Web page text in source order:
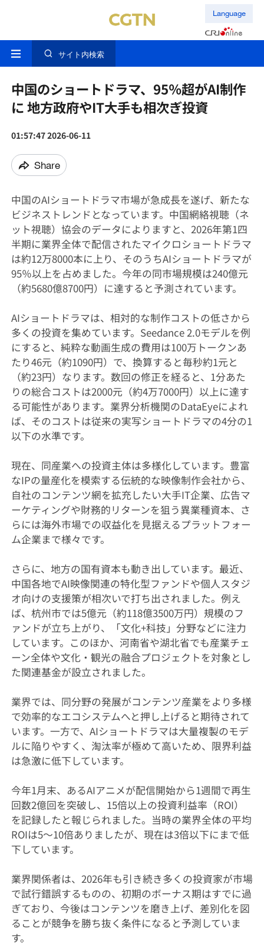
Language
サイト内検索
中国のショートドラマ、95％超がAI制作
に 地方政府やIT大手も相次ぎ投資
01:57:47 2026-06-11
Share
中国のAIショートドラマ市場が急成長を遂げ、新たな
ビジネストレンドとなっています。中国網絡視聴（ネ
ット視聴）協会のデータによりますと、2026年第1四
半期に業界全体で配信されたマイクロショートドラマ
は約12万8000本に上り、そのうちAIショートドラマが
95％以上を占めました。今年の同市場規模は240億元
（約5680億8700円）に達すると予測されています。
AIショートドラマは、相対的な制作コストの低さから
多くの投資を集めています。Seedance 2.0モデルを例
にすると、純粋な動画生成の費用は100万トークンあ
たり46元（約1090円）で、換算すると毎秒約1元と
（約23円）なります。数回の修正を経ると、1分あた
りの総合コストは2000元（約4万7000円）以上に達す
る可能性があります。業界分析機関のDataEyeによれ
ば、そのコストは従来の実写ショートドラマの4分の1
以下の水準です。
現在、同産業への投資主体は多様化しています。豊富
なIPの量産化を模索する伝統的な映像制作会社から、
自社のコンテンツ網を拡充したい大手IT企業、広告マ
ーケティングや財務的リターンを狙う異業種資本、さ
らには海外市場での収益化を見据えるプラットフォー
ム企業まで様々です。
さらに、地方の国有資本も動き出しています。最近、
中国各地でAI映像関連の特化型ファンドや個人スタジ
オ向けの支援策が相次いで打ち出されました。例え
ば、杭州市では5億元（約118億3500万円）規模のフ
ァンドが立ち上がり、「文化+科技」分野などに注力
しています。このほか、河南省や湖北省でも産業チェ
ーン全体や文化・観光の融合プロジェクトを対象とし
た関連基金が設立されました。
業界では、同分野の発展がコンテンツ産業をより多様
で効率的なエコシステムへと押し上げると期待されて
います。一方で、AIショートドラマは大量複製のモデ
ルに陥りやすく、淘汰率が極めて高いため、限界利益
は急激に低下しています。
今年1月末、あるAIアニメが配信開始から1週間で再生
回数2億回を突破し、15倍以上の投資利益率（ROI）
を記録したと報じられました。当時の業界全体の平均
ROIは5〜10倍ありましたが、現在は3倍以下にまで低
下しています。
業界関係者は、2026年も引き続き多くの投資家が市場
で試行錯誤するものの、初期のボーナス期はすでに過
ぎており、今後はコンテンツを磨き上げ、差別化を図
ることが競争を勝ち抜く条件になると予測していま
す。